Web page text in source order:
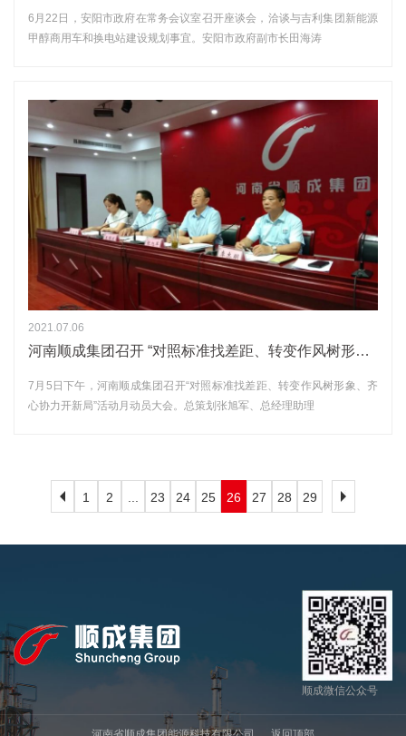
6月22日，安阳市政府在常务会议室召开座谈会，洽谈与吉利集团新能源
甲醇商用车和换电站建设规划事宜。安阳市政府副市长田海涛
2021.07.06
河南顺成集团召开 “对照标准找差距、转变作风树形象、 齐心协力开新局”活动月动员大会
7月5日下午，河南顺成集团召开“对照标准找差距、转变作风树形象、齐
心协力开新局”活动月动员大会。总策划张旭军、总经理助理
1 2 23 24 25 26 27 28 29
顺成微信公众号